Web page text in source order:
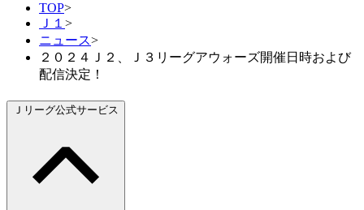
TOP>
Ｊ１ >
ニュース>
２０２４Ｊ２、Ｊ３リーグアウォーズ開催日時および
配信決定！
Ｊリーグ公式サービス